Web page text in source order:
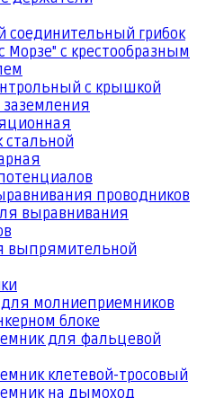
соединительный грибок
Морзе" с крестообразным
с крышкой
стальной
проводников
выравнивания
выпрямительной
молниеприемников
блоке
для фальцевой
клетевой-тросовый
на дымоход